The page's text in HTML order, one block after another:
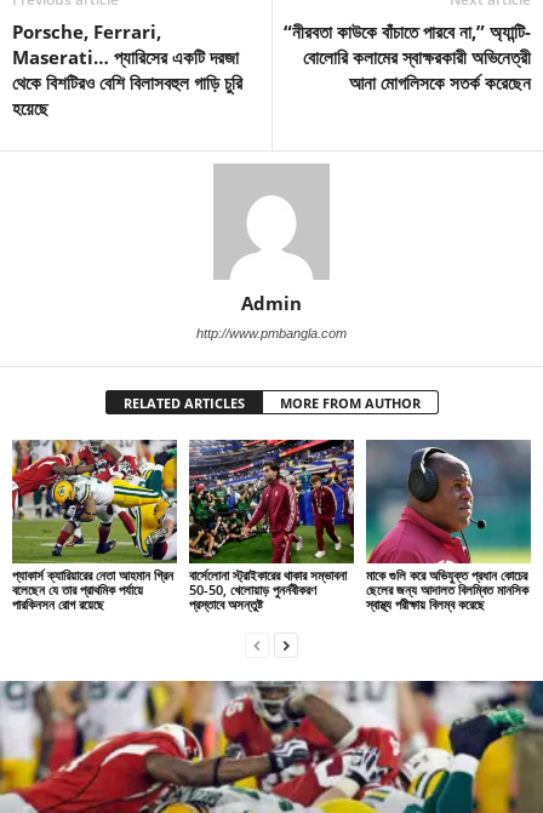
Porsche, Ferrari,
Maserati… প্যারিসের একটি দরজা
থেকে বিশটিরও বেশি বিলাসবহুল গাড়ি চুরি
হয়েছে
“নীরবতা কাউকে বাঁচাতে পারবে না,” অ্যান্টি-
বোলোরি কলামের স্বাক্ষরকারী অভিনেত্রী
আনা মোগলিসকে সতর্ক করেছেন
Admin
http://www.pmbangla.com
RELATED ARTICLES MORE FROM AUTHOR
প্যাকার্স ক্যারিয়ারের নেতা আহমান গ্রিন
বলেছেন যে তার প্রাথমিক পর্যায়ে
পারকিনসন রোগ রয়েছে
বার্সেলোনা স্ট্রাইকারের থাকার সম্ভাবনা
50-50, খেলোয়াড় পুনর্নবীকরণ
প্রস্তাবে অসন্তুষ্ট
মাকে গুলি করে অভিযুক্ত প্রধান কোচের
ছেলের জন্য আদালত বিলম্বিত মানসিক
স্বাস্থ্য পরীক্ষায় বিলম্ব করেছে